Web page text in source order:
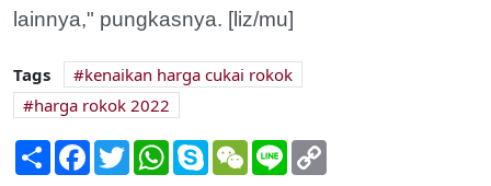
lainnya," pungkasnya. [liz/mu]
Tags
kenaikan harga cukai rokok
harga rokok 2022
Share Facebook
TwitterWhatsApp
SkypeWeChatLine
Tanah Ambles di Kedungrejo, Rumah